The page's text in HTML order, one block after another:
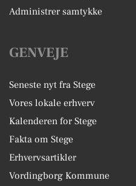
Administrer samtykke
GENVEJE
Seneste nyt fra Stege
Vores lokale erhverv
Kalenderen for Stege
Fakta om Stege
Erhvervsartikler
Vordingborg Kommune